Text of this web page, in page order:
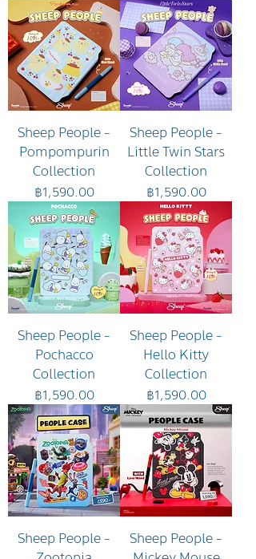
Sheep People -
Pompompurin
Collection
ราคา
฿1,590.00
Sheep People -
Little Twin Stars
Collection
ราคา
฿1,590.00
Sheep People -
Pochacco
Collection
ราคา
฿1,590.00
Sheep People -
Hello Kitty
Collection
ราคา
฿1,590.00
Sheep People -
Sheep People -